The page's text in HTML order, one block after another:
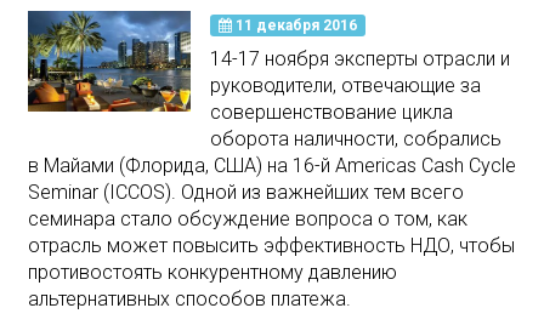
11 декабря 2016
14-17 ноября эксперты отрасли и
руководители, отвечающие за
совершенствование цикла
оборота наличности, собрались
в Майами (Флорида, США) на 16-й Americas Cash Cycle
Seminar (ICCOS). Одной из важнейших тем всего
семинара стало обсуждение вопроса о том, как
отрасль может повысить эффективность НДО, чтобы
противостоять конкурентному давлению
альтернативных способов платежа.